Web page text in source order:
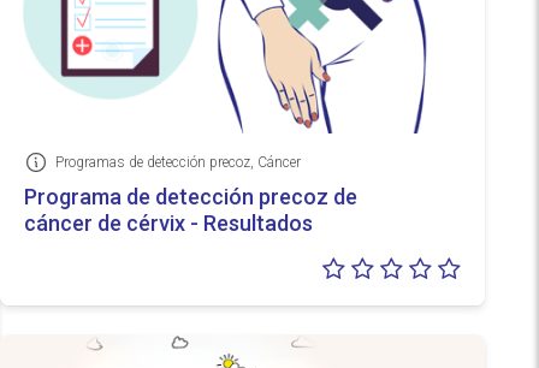
Información
Programas de detección precoz, Cáncer
Programa de detección precoz de
cáncer de cérvix - Resultados